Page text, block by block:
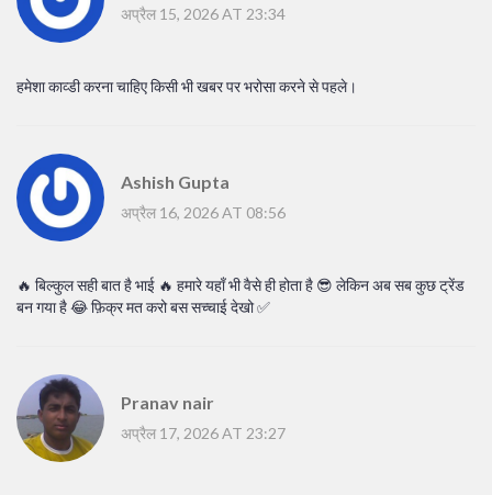
अप्रैल 15, 2026 AT 23:34
हमेशा काव्डी करना चाहिए किसी भी खबर पर भरोसा करने से पहले।
Ashish Gupta
अप्रैल 16, 2026 AT 08:56
🔥 बिल्कुल सही बात है भाई 🔥 हमारे यहाँ भी वैसे ही होता है 😎 लेकिन अब सब कुछ ट्रेंड
बन गया है 😂 फ़िक्र मत करो बस सच्चाई देखो ✅
Pranav nair
अप्रैल 17, 2026 AT 23:27